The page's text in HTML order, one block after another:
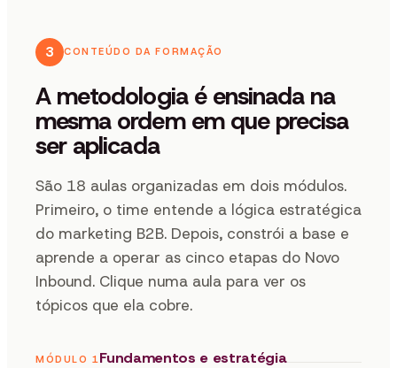
3 CONTEÚDO DA FORMAÇÃO
A metodologia é ensinada na
mesma ordem em que precisa
ser aplicada
São 18 aulas organizadas em dois módulos.
Primeiro, o time entende a lógica estratégica
do marketing B2B. Depois, constrói a base e
aprende a operar as cinco etapas do Novo
Inbound. Clique numa aula para ver os
tópicos que ela cobre.
MÓDULO 1Fundamentos e estratégia